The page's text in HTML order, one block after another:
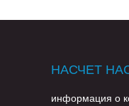
НАСЧЕТ
информация о